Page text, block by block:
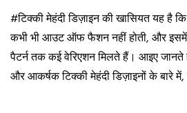
#टिक्की मेहंदी डिज़ाइन की खासियत यह है
कभी भी आउट ऑफ फैशन नहीं होती, और
पैटर्न तक कई वेरिएशन मिलते हैं। आइए जानते
और आकर्षक टिक्की मेहंदी डिज़ाइनों के बारे